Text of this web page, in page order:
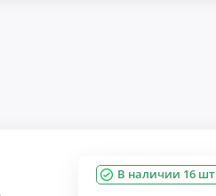
В наличии 16 шт